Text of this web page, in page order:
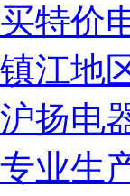
买特价
镇江地
沪扬电
专业生